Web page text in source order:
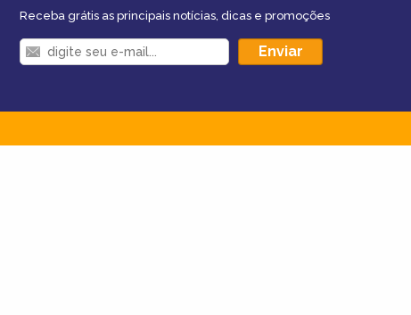
Receba grátis as principais notícias, dicas e promoções